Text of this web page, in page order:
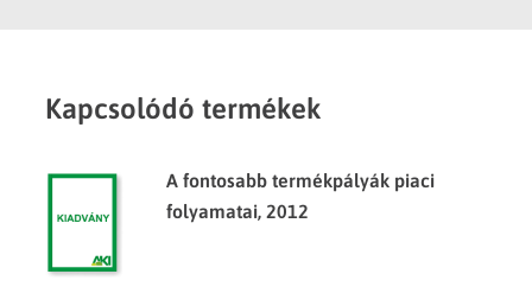
Kapcsolódó termékek
A fontosabb termékpályák piaci
folyamatai, 2012